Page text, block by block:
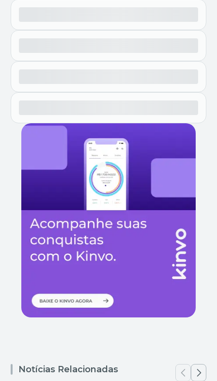
Notícias Relacionadas